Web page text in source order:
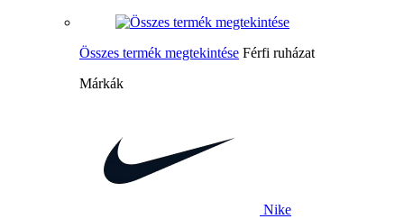
Összes termék megtekintése Férfi ruházat
Márkák
Nike